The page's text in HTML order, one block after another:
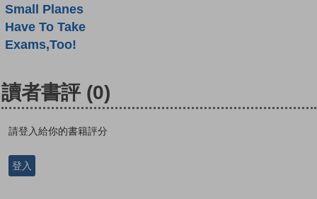
Small Planes
Have To Take
Exams,Too!
讀者書評 (0)
請登入給你的書籍評分
登入